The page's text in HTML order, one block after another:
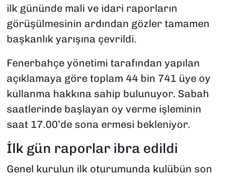
ilk gününde mali ve idari raporların
görüşülmesinin ardından gözler tamamen
başkanlık yarışına çevrildi.
Fenerbahçe yönetimi tarafından yapılan
açıklamaya göre toplam 44 bin 741 üye oy
kullanma hakkına sahip bulunuyor. Sabah
saatlerinde başlayan oy verme işleminin
saat 17.00’de sona ermesi bekleniyor.
İlk gün raporlar ibra edildi
Genel kurulun ilk oturumunda kulübün son